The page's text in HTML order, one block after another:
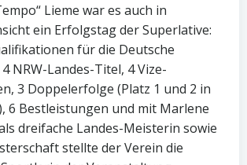
Lieme war es auch in
ein Erfolgstag der Superlative:
für die Deutsche
NRW-Landes-Titel, 4 Vize-
3 Doppelerfolge (Platz 1 und 2 in
6 Bestleistungen und mit Marlene
dreifache Landes-Meisterin sowie
stellte der Verein die